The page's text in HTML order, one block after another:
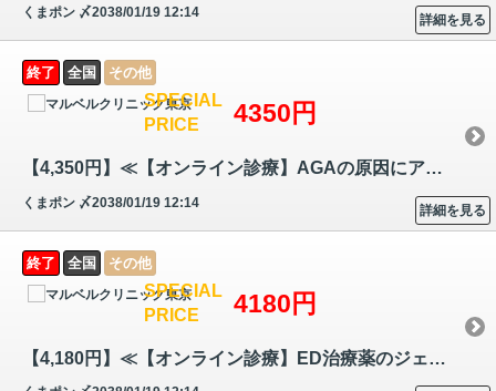
くまポン 〆2038/01/19 12:14
詳細を見る
終了 全国 その他
SPECIAL
PRICE
4350円
【4,350円】≪【オンライン診療】AGAの原因にアプローチ☆髪の毛のヘアサイ…
くまポン 〆2038/01/19 12:14
詳細を見る
終了 全国 その他
SPECIAL
PRICE
4180円
【4,180円】≪【オンライン診療】ED治療薬のジェネリック医薬品☆体の血管を…